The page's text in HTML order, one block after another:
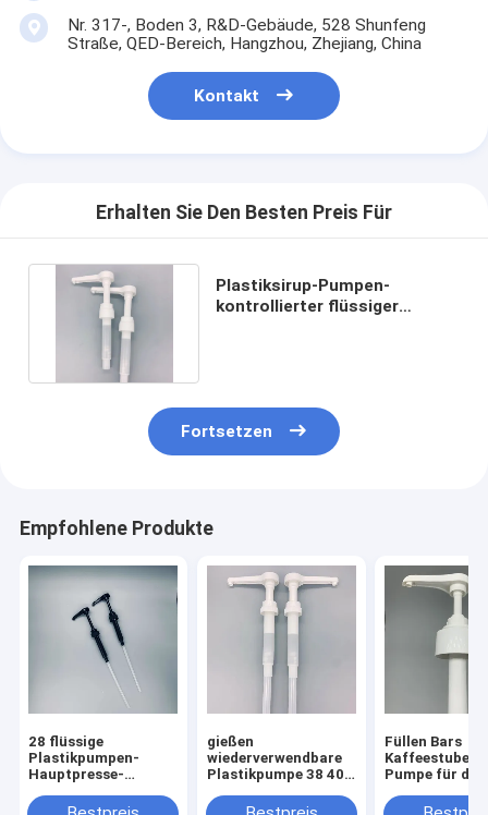
Nr. 317-, Boden 3, R&D-Gebäude, 528 Shunfeng
Straße, QED-Bereich, Hangzhou, Zhejiang, China
Kontakt
Erhalten Sie Den Besten Preis Für
Plastiksirup-Pumpen-
kontrollierter flüssiger
Fortsetzen
Empfohlene Produkte
28 flüssige
Plastikpumpen-
Hauptpresse-
der Zufuhr-400/28
gießen
wiederverwendbare
Plastikpumpe 38 400
Soßen-Pumpe
Füllen Bars
Kaffeestube-
Pumpe für das
von Honey